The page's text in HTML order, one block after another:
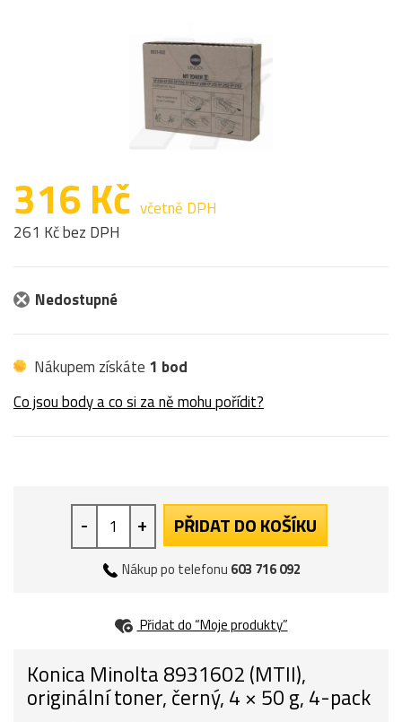
316 Kč včetně DPH
261 Kč bez DPH
Nedostupné
Nákupem získáte 1 bod
Co jsou body a co si za ně mohu pořídit?
- + PŘIDAT DO KOŠÍKU
Nákup po telefonu 603 716 092
Přidat do “Moje produkty”
Konica Minolta 8931602 (MTII),
originální toner, černý, 4 × 50 g, 4-pack